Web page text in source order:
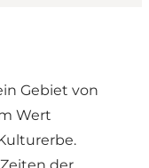
Gebiet von
Wert